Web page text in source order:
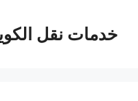
المحتوىخدمات نقل